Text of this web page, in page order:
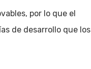
por lo que el
de desarrollo que los